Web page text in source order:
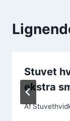
Stuvet
ekstra
Af